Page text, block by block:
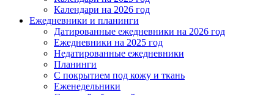
Календари на 2026 год
Ежедневники и планинги
Датированные ежедневники на 2026 год
Ежедневники на 2025 год
Недатированные ежедневники
Планинги
С покрытием под кожу и ткань
Еженедельники